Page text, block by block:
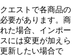
エストで各商品の
要があります。商
た場合、インポー
には変更が加えら
新したい場合で